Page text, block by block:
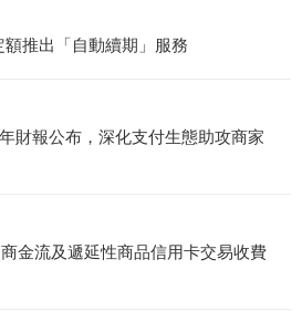
額推出「自動續期」服務
財報公布，深化支付生態助攻商家
金流及遞延性商品信用卡交易收費